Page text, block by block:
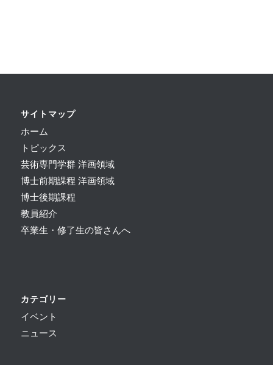
サイトマップ
ホーム
トピックス
芸術専門学群 洋画領域
博士前期課程 洋画領域
博士後期課程
教員紹介
卒業生・修了生の皆さんへ
カテゴリー
イベント
ニュース